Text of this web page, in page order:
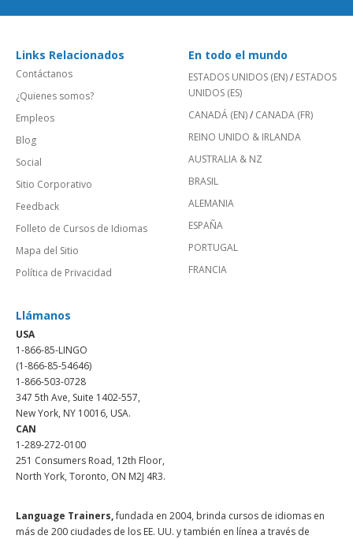
Links Relacionados
Contáctanos
¿Quienes somos?
Empleos
Blog
Social
Sitio Corporativo
Feedback
Folleto de Cursos de Idiomas
Mapa del Sitio
Política de Privacidad
En todo el mundo
ESTADOS UNIDOS (EN)/ ESTADOS
UNIDOS (ES)
CANADÁ (EN)/ CANADA (FR)
REINO UNIDO & IRLANDA
AUSTRALIA & NZ
BRASIL
ALEMANIA
ESPAÑA
PORTUGAL
FRANCIA
Llámanos
USA
1-866-85-LINGO
(1-866-85-54646)
1-866-503-0728
347 5th Ave, Suite 1402-557,
New York, NY 10016, USA.
CAN
1-289-272-0100
251 Consumers Road, 12th Floor,
North York, Toronto, ON M2J 4R3.
Language Trainers,fundada en 2004, brinda cursos de idiomas en
más de 200 ciudades de los EE. UU. y también en línea a través de